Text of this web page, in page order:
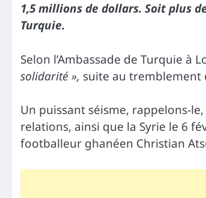
1,5 millions de dollars. Soit plus
Turquie.
Selon l’Ambassade de Turquie à
solidarité », suite au
Un puissant séisme, rappelons-
relations, ainsi que la Syrie le 6
footballeur ghanéen Christian